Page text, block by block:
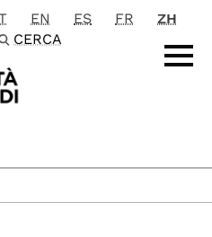
principale
EN ES FR
ZH
CERCA